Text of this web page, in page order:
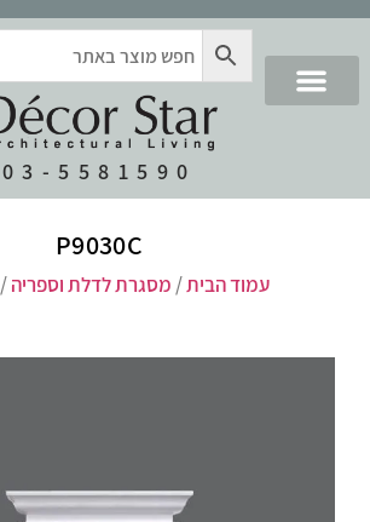
03-5581590
P9030C
עמוד הבית/ מסגרת לדלת וספריה/ P9030C